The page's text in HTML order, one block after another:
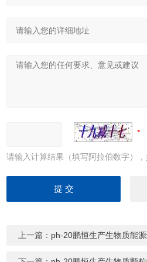
请输入计算结果（填写阿拉伯数字）
上一篇： ph-20鹏恒生产生物质能